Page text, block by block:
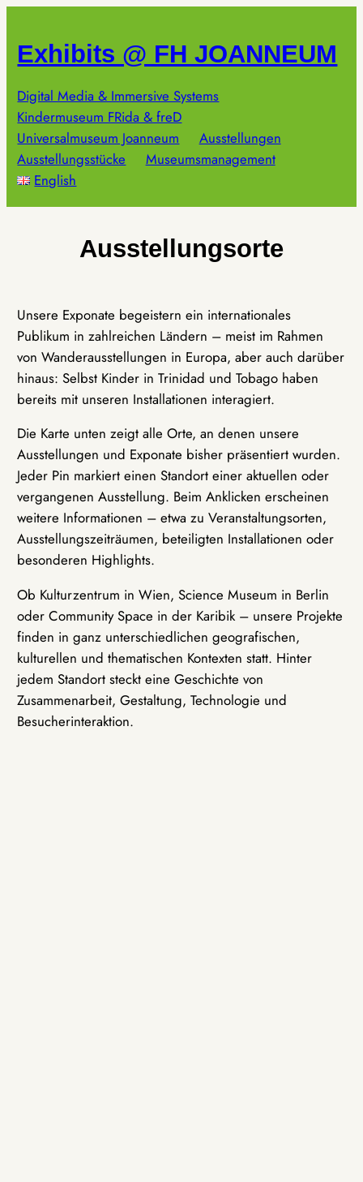
springen
Exhibits @ FH JOANNEUM
Digital Media & Immersive Systems
Kindermuseum FRida & freD
Universalmuseum Joanneum
Ausstellungen
Ausstellungsstücke
Museumsmanagement
English
Ausstellungsorte
Unsere Exponate begeistern ein internationales
Publikum in zahlreichen Ländern – meist im Rahmen
von Wanderausstellungen in Europa, aber auch darüber
hinaus: Selbst Kinder in Trinidad und Tobago haben
bereits mit unseren Installationen interagiert.
Die Karte unten zeigt alle Orte, an denen unsere
Ausstellungen und Exponate bisher präsentiert wurden.
Jeder Pin markiert einen Standort einer aktuellen oder
vergangenen Ausstellung. Beim Anklicken erscheinen
weitere Informationen – etwa zu Veranstaltungsorten,
Ausstellungszeiträumen, beteiligten Installationen oder
besonderen Highlights.
Ob Kulturzentrum in Wien, Science Museum in Berlin
oder Community Space in der Karibik – unsere Projekte
finden in ganz unterschiedlichen geografischen,
kulturellen und thematischen Kontexten statt. Hinter
jedem Standort steckt eine Geschichte von
Zusammenarbeit, Gestaltung, Technologie und
Besucherinteraktion.